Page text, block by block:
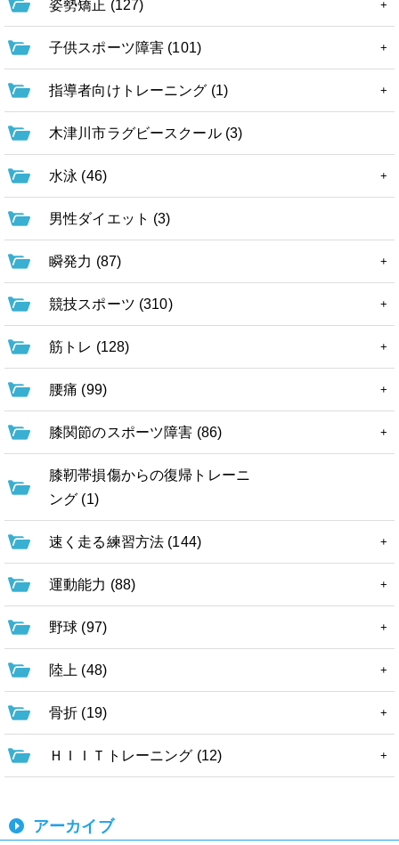
姿勢矯正 (127)
子供スポーツ障害 (101)
指導者向けトレーニング (1)
木津川市ラグビースクール (3)
水泳 (46)
男性ダイエット (3)
瞬発力 (87)
競技スポーツ (310)
筋トレ (128)
腰痛 (99)
膝関節のスポーツ障害 (86)
膝靭帯損傷からの復帰トレーニ
ング (1)
速く走る練習方法 (144)
運動能力 (88)
野球 (97)
陸上 (48)
骨折 (19)
ＨＩＩＴトレーニング (12)
アーカイブ